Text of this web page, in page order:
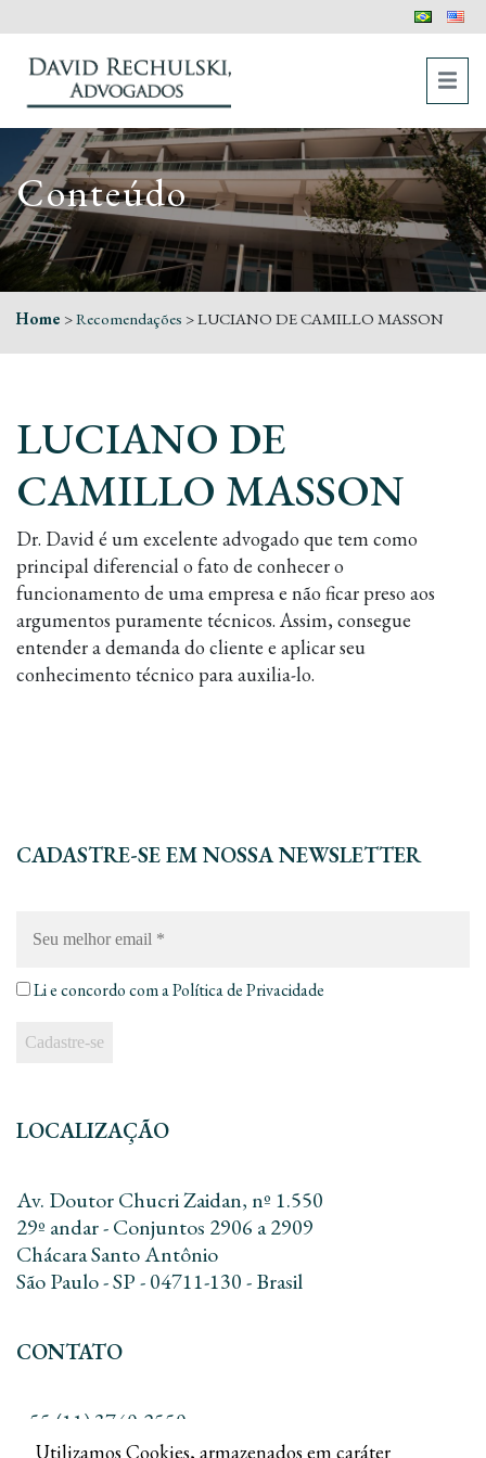
Conteúdo
Home >Recomendações >LUCIANO DE CAMILLO MASSON
LUCIANO DE
CAMILLO MASSON
Dr. David é um excelente advogado que tem como
principal diferencial o fato de conhecer o
funcionamento de uma empresa e não ficar preso aos
argumentos puramente técnicos. Assim, consegue
entender a demanda do cliente e aplicar seu
conhecimento técnico para auxilia-lo.
CADASTRE-SE EM NOSSA NEWSLETTER
melhor
Li e concordo com aPolítica de Privacidade
LOCALIZAÇÃO
Av. Doutor Chucri Zaidan, nº 1.550
29º andar - Conjuntos 2906 a 2909
Chácara Santo Antônio
São Paulo - SP - 04711-130 - Brasil
CONTATO
+55 (11) 3740-2550
+55 (11) 3168-8010
Utilizamos Cookies, armazenados em caráter